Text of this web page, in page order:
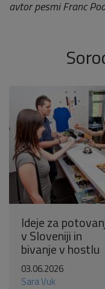
avtor pesmi Franc
Ideje za
v Sloveniji in
bivanje v hostlu
03.06.2026
Sara Vuk